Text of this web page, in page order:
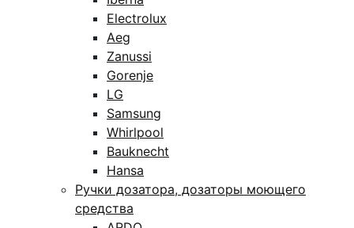
Electrolux
Aeg
Zanussi
Gorenje
LG
Samsung
Whirlpool
Bauknecht
Hansa
Ручки дозатора, дозаторы моющего
средства